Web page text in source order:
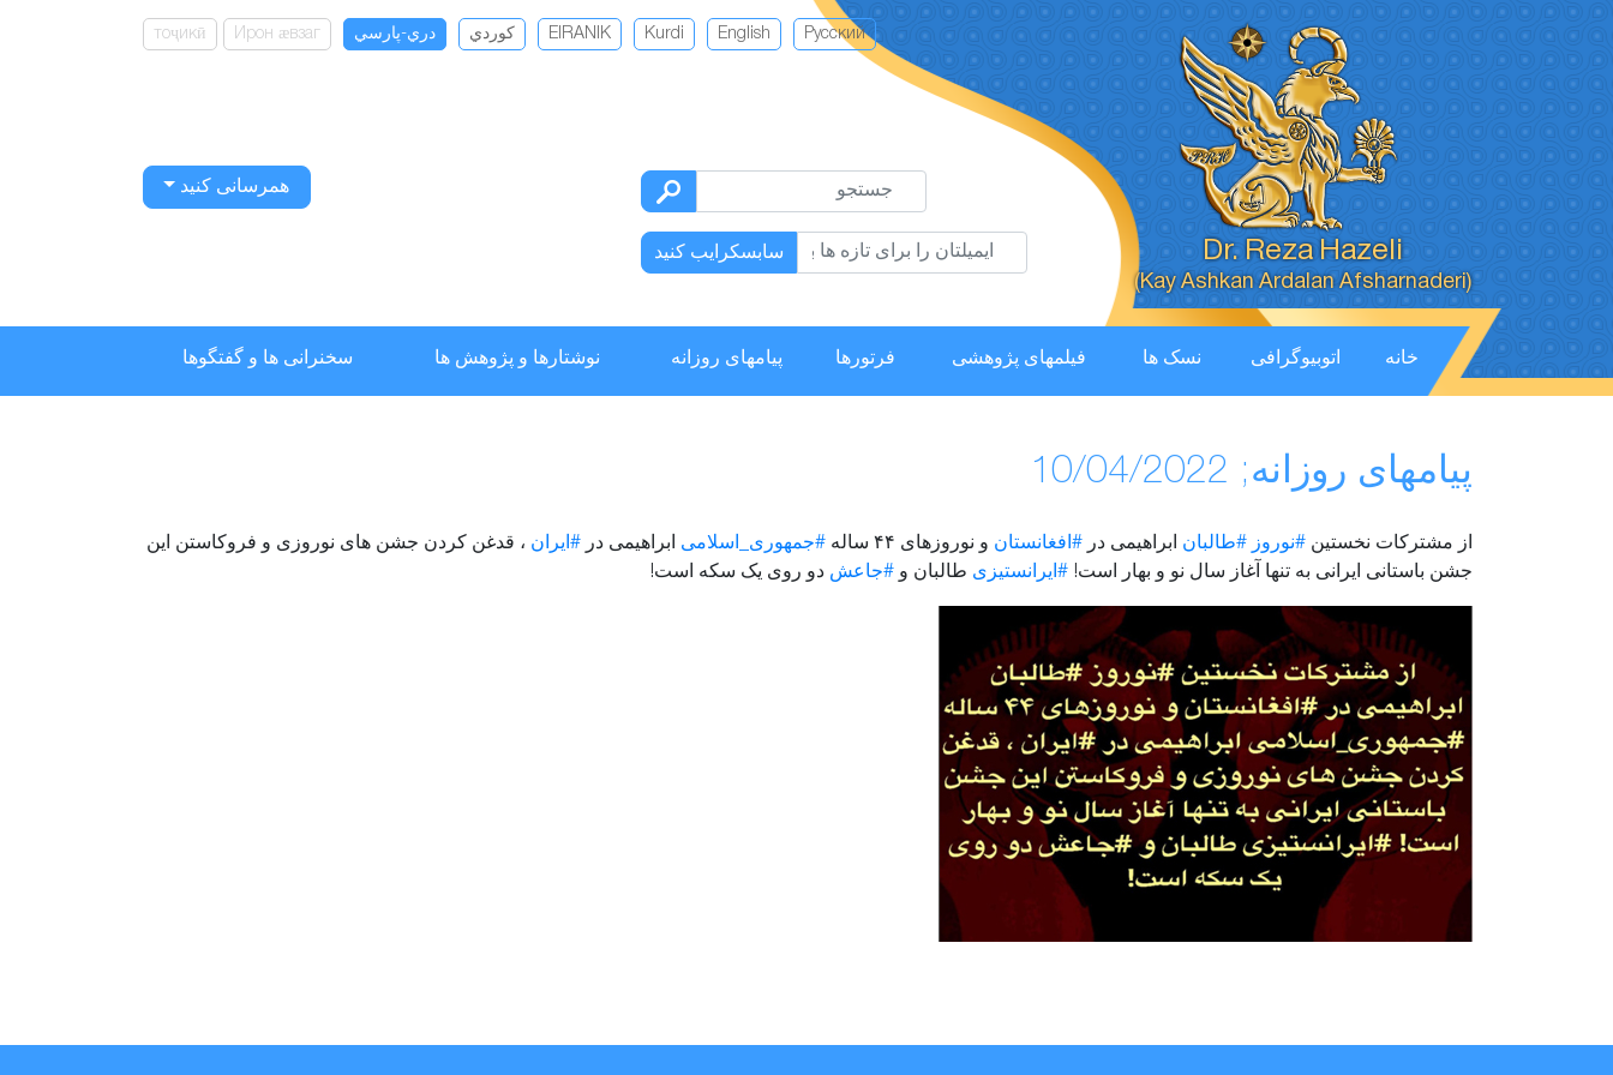
Dr. Reza Hazeli
(Kay Ashkan Ardalan Afsharnaderi)
Русский
English
Kurdi
EIRANIK كوردي دري-پارسي Ирон ӕвзаг
тоҷикӣ
سابسکرایب کنید
همرسانی کنید
خانه اتوبیوگرافی نسک ها فیلمهای پژوهشی فرتورها پیامهای روزانه نوشتارها و پژوهش ها سخنرانی ها و گفتگوها
پیامهای روزانه; 10/04/2022
از مشترکات نخستین #نوروز #طالبان ابراهیمی در #افغانستان و نوروزهای ۴۴ ساله #جمهوری_اسلامی ابراهیمی در #ایران ، قدغن کردن جشن های نوروزی و فروکاستن این
جشن باستانی ایرانی به تنها آغاز سال نو و بهار است! #ایرانستیزی طالبان و #جاعش دو روی یک سکه است!